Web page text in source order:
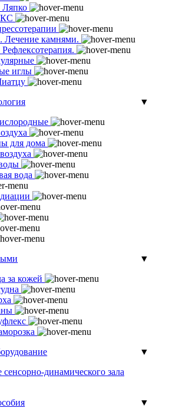
Лечение камнями.
иглы
▼
для дома
вода
▼
за кожей
▼
динамического зала
▼